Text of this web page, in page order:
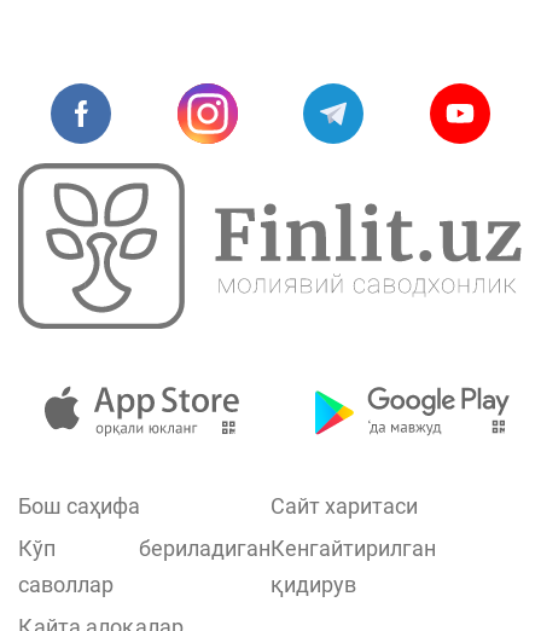
Бош саҳифа
Сайт харитаси
Кўп бериладиган
саволлар
Кенгайтирилган
қидирув